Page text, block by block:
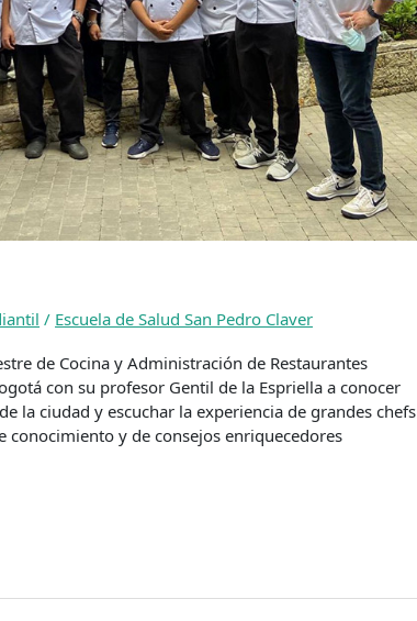
/ Escuela de Salud San Pedro Claver
de Cocina y Administración de Restaurantes
con su profesor Gentil de la Espriella a conocer
la ciudad y escuchar la experiencia de grandes chefs
conocimiento y de consejos enriquecedores